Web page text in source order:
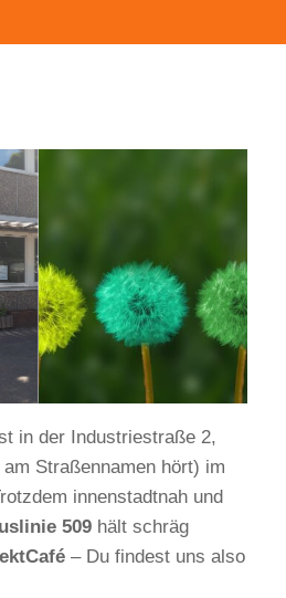
in der Industriestraße 2,
Straßennamen hört) im
innenstadtnah und
509 hält schräg
– Du findest uns also